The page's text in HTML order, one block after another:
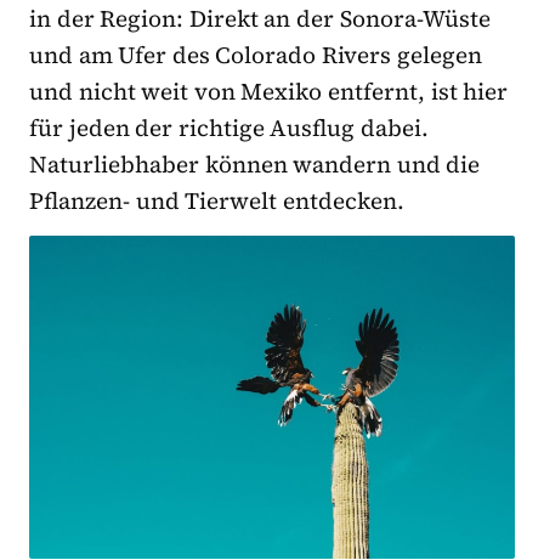
in der Region: Direkt an der Sonora-Wüste
und am Ufer des Colorado Rivers gelegen
und nicht weit von Mexiko entfernt, ist hier
für jeden der richtige Ausflug dabei.
Naturliebhaber können wandern und die
Pflanzen- und Tierwelt entdecken.